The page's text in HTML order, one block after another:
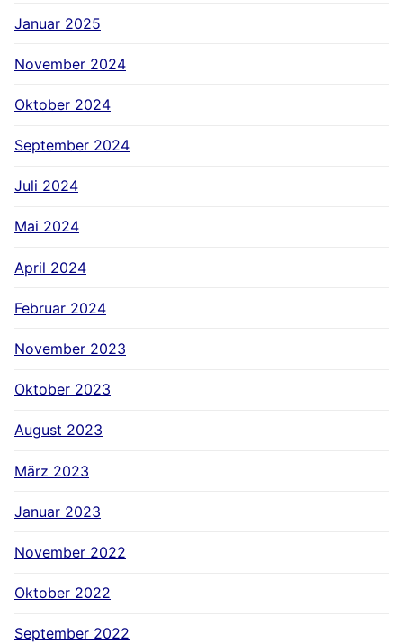
Januar 2025
November 2024
Oktober 2024
September 2024
Juli 2024
Mai 2024
April 2024
Februar 2024
November 2023
Oktober 2023
August 2023
März 2023
Januar 2023
November 2022
Oktober 2022
September 2022